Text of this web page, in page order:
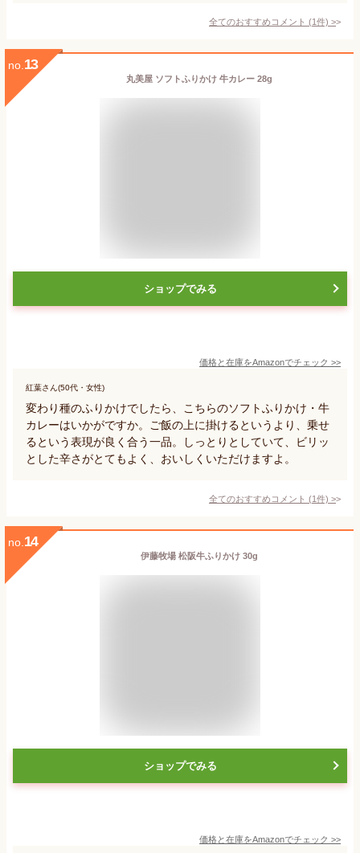
全てのおすすめコメント (1件) >
no. 13
丸美屋 ソフトふりかけ 牛カレー 28g
ショップでみる
価格と在庫をAmazonでチェック >>
紅葉さん(50代・女性)
変わり種のふりかけでしたら、こちらのソフトふりかけ・牛
カレーはいかがですか。ご飯の上に掛けるというより、乗せ
るという表現が良く合う一品。しっとりとしていて、ビリッ
とした辛さがとてもよく、おいしくいただけますよ。
全てのおすすめコメント (1件) >
no. 14
伊藤牧場 松阪牛ふりかけ 30g
ショップでみる
価格と在庫をAmazonでチェック >>